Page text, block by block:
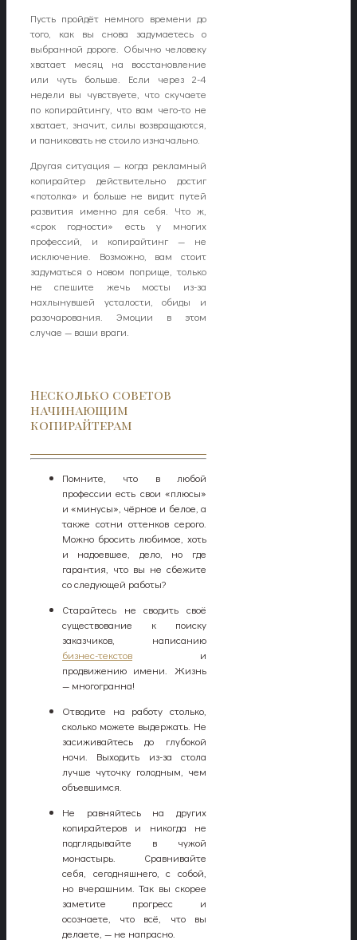
Пусть пройдёт немного времени до
того, как вы снова задумаетесь о
выбранной дороге. Обычно человеку
хватает месяц на восстановление
или чуть больше. Если через 2-4
недели вы чувствуете, что скучаете
по копирайтингу, что вам чего-то не
хватает, значит, силы возвращаются,
и паниковать не стоило изначально.
Другая ситуация — когда рекламный
копирайтер действительно достиг
«потолка» и больше не видит путей
развития именно для себя. Что ж,
«срок годности» есть у многих
профессий, и копирайтинг — не
исключение. Возможно, вам стоит
задуматься о новом поприще, только
не спешите жечь мосты из-за
нахлынувшей усталости, обиды и
разочарования. Эмоции в этом
случае — ваши враги.
Несколько советов
начинающим
копирайтерам
Помните, что в любой
профессии есть свои «плюсы»
и «минусы», чёрное и белое, а
также сотни оттенков серого.
Можно бросить любимое, хоть
и надоевшее, дело, но где
гарантия, что вы не сбежите
со следующей работы?
Старайтесь не сводить своё
существование к поиску
заказчиков, написанию
бизнес-текстов и
продвижению имени. Жизнь
— многогранна!
Отводите на работу столько,
сколько можете выдержать. Не
засиживайтесь до глубокой
ночи. Выходить из-за стола
лучше чуточку голодным, чем
объевшимся.
Не равняйтесь на других
копирайтеров и никогда не
подглядывайте в чужой
монастырь. Сравнивайте
себя, сегодняшнего, с собой,
но вчерашним. Так вы скорее
заметите прогресс и
осознаете, что всё, что вы
делаете, — не напрасно.